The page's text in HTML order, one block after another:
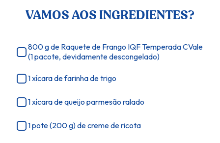
VAMOS AOS INGREDIENTES?
800 g de Raquete de Frango IQF Temperada CVale
(1 pacote, devidamente descongelado)
1 xícara de farinha de trigo
1 xícara de queijo parmesão ralado
1 pote (200 g) de creme de ricota